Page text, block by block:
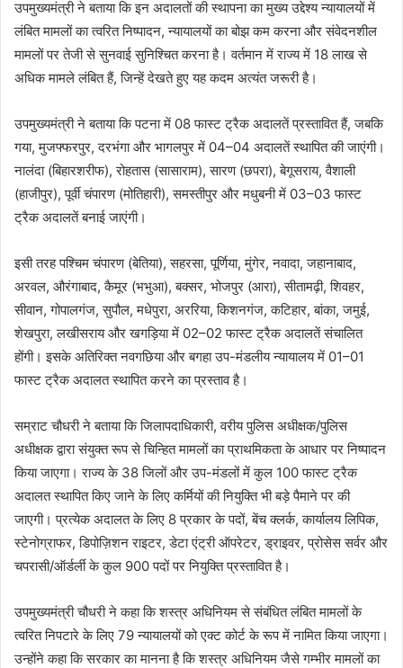
उपमुख्यमंत्री ने बताया कि इन अदालतों की स्थापना का मुख्य उद्देश्य न्यायालयों में
लंबित मामलों का त्वरित निष्पादन, न्यायालयों का बोझ कम करना और संवेदनशील
मामलों पर तेजी से सुनवाई सुनिश्चित करना है। वर्तमान में राज्य में 18 लाख से
अधिक मामले लंबित हैं, जिन्हें देखते हुए यह कदम अत्यंत जरूरी है।
उपमुख्यमंत्री ने बताया कि पटना में 08 फास्ट ट्रैक अदालतें प्रस्तावित हैं, जबकि
गया, मुजफ्फरपुर, दरभंगा और भागलपुर में 04–04 अदालतें स्थापित की जाएंगी।
नालंदा (बिहारशरीफ), रोहतास (सासाराम), सारण (छपरा), बेगूसराय, वैशाली
(हाजीपुर), पूर्वी चंपारण (मोतिहारी), समस्तीपुर और मधुबनी में 03–03 फास्ट
ट्रैक अदालतें बनाई जाएंगी।
इसी तरह पश्चिम चंपारण (बेतिया), सहरसा, पूर्णिया, मुंगेर, नवादा, जहानाबाद,
अरवल, औरंगाबाद, कैमूर (भभुआ), बक्सर, भोजपुर (आरा), सीतामढ़ी, शिवहर,
सीवान, गोपालगंज, सुपौल, मधेपुरा, अररिया, किशनगंज, कटिहार, बांका, जमुई,
शेखपुरा, लखीसराय और खगड़िया में 02–02 फास्ट ट्रैक अदालतें संचालित
होंगी। इसके अतिरिक्त नवगछिया और बगहा उप-मंडलीय न्यायालय में 01–01
फास्ट ट्रैक अदालत स्थापित करने का प्रस्ताव है।
सम्राट चौधरी ने बताया कि जिलापदाधिकारी, वरीय पुलिस अधीक्षक/पुलिस
अधीक्षक द्वारा संयुक्त रूप से चिन्हित मामलों का प्राथमिकता के आधार पर निष्पादन
किया जाएगा। राज्य के 38 जिलों और उप-मंडलों में कुल 100 फास्ट ट्रैक
अदालत स्थापित किए जाने के लिए कर्मियों की नियुक्ति भी बड़े पैमाने पर की
जाएगी। प्रत्येक अदालत के लिए 8 प्रकार के पदों, बेंच क्लर्क, कार्यालय लिपिक,
स्टेनोग्राफर, डिपोज़िशन राइटर, डेटा एंट्री ऑपरेटर, ड्राइवर, प्रोसेस सर्वर और
चपरासी/ऑर्डर्ली के कुल 900 पदों पर नियुक्ति प्रस्तावित है।
उपमुख्यमंत्री चौधरी ने कहा कि शस्त्र अधिनियम से संबंधित लंबित मामलों के
त्वरित निपटारे के लिए 79 न्यायालयों को एक्ट कोर्ट के रूप में नामित किया जाएगा।
उन्होंने कहा कि सरकार का मानना है कि शस्त्र अधिनियम जैसे गम्भीर मामलों का